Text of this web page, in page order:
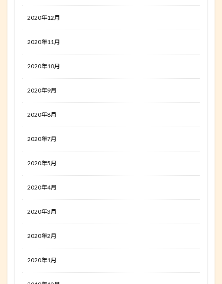
2020年12月
2020年11月
2020年10月
2020年9月
2020年8月
2020年7月
2020年5月
2020年4月
2020年3月
2020年2月
2020年1月